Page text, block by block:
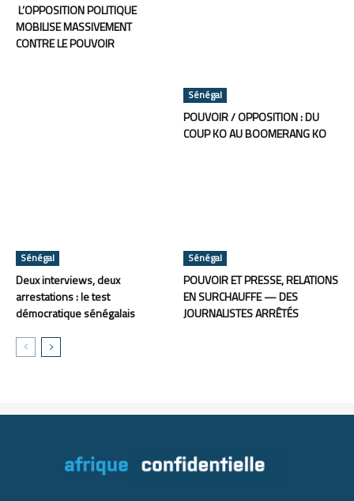
L’OPPOSITION POLITIQUE
MOBILISE MASSIVEMENT
CONTRE LE POUVOIR
Sénégal
POUVOIR / OPPOSITION : DU
COUP KO AU BOOMERANG KO
Sénégal
Deux interviews, deux
arrestations : le test
démocratique sénégalais
Sénégal
POUVOIR ET PRESSE, RELATIONS
EN SURCHAUFFE — DES
JOURNALISTES ARRÊTÉS